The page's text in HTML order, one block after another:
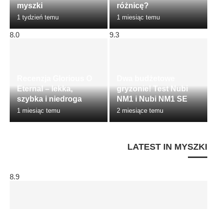
myszki
1 tydzień temu
różnicę?
1 miesiąc temu
8.0
Eternal – lekka,
szybka i niedroga
1 miesiąc temu
9.3
gryzonie! Test Nubi
NM1 i Nubi NM1 SE
2 miesiące temu
LATEST IN MYSZKI
8.9